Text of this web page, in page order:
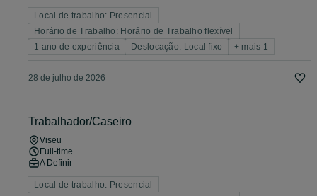
Local de trabalho: Presencial
Horário de Trabalho: Horário de Trabalho flexível
1 ano de experiência
Deslocação: Local fixo + mais 1
28 de julho de 2026
Trabalhador/Caseiro
Viseu
Full-time
A Definir
Local de trabalho: Presencial